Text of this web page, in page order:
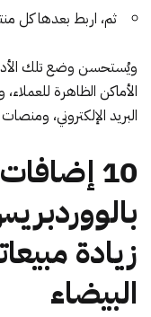
ثم، اربط بعدها كل
ويُستحسن وضع تلك
الأماكن الظاهرة
البريد الإلكتروني،
10
زيادة
البيضاء